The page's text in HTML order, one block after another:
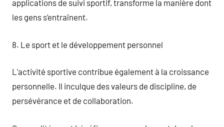
applications de suivi sportif, transforme la manière dont
les gens s’entraînent.
8. Le sport et le développement personnel
L’activité sportive contribue également à la croissance
personnelle. Il inculque des valeurs de discipline, de
persévérance et de collaboration.